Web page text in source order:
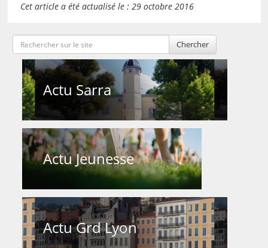
Cet article a été actualisé le : 29 octobre 2016
Chercher
Actu Sarra
Actu Jeunesse
Actu Grd Lyon